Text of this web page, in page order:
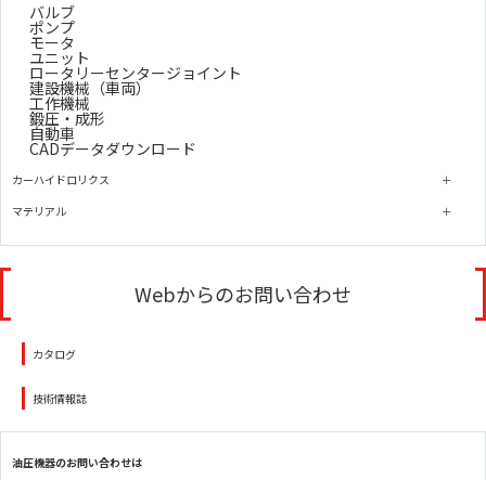
バルブ
ポンプ
モータ
ユニット
ロータリーセンタージョイント
建設機械（車両）
工作機械
鍛圧・成形
自動車
CADデータダウンロード
カーハイドロリクス
マテリアル
Webからのお問い合わせ
カタログ
技術情報誌
油圧機器のお問い合わせは